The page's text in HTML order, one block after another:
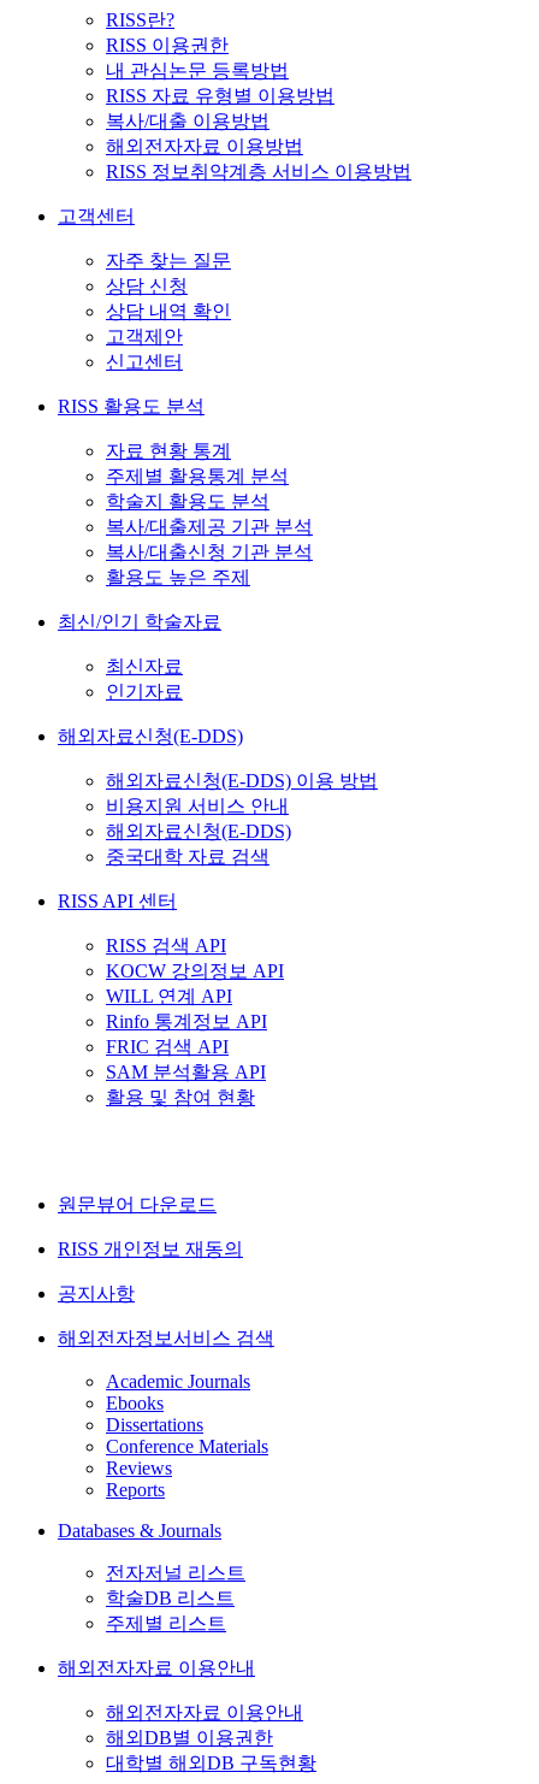
RISS란?
RISS 이용권한
내 관심논문 등록방법
RISS 자료 유형별 이용방법
복사/대출 이용방법
해외전자자료 이용방법
RISS 정보취약계층 서비스 이용방법
고객센터
자주 찾는 질문
상담 신청
상담 내역 확인
고객제안
신고센터
RISS 활용도 분석
자료 현황 통계
주제별 활용통계 분석
학술지 활용도 분석
복사/대출제공 기관 분석
복사/대출신청 기관 분석
활용도 높은 주제
최신/인기 학술자료
최신자료
인기자료
해외자료신청(E-DDS)
해외자료신청(E-DDS) 이용 방법
비용지원 서비스 안내
해외자료신청(E-DDS)
중국대학 자료 검색
RISS API 센터
RISS 검색 API
KOCW 강의정보 API
WILL 연계 API
Rinfo 통계정보 API
FRIC 검색 API
SAM 분석활용 API
활용 및 참여 현황
원문뷰어 다운로드
RISS 개인정보 재동의
공지사항
해외전자정보서비스 검색
Academic Journals
Ebooks
Dissertations
Conference Materials
Reviews
Reports
Databases & Journals
전자저널 리스트
학술DB 리스트
주제별 리스트
해외전자자료 이용안내
해외전자자료 이용안내
해외DB별 이용권한
대학별 해외DB 구독현황